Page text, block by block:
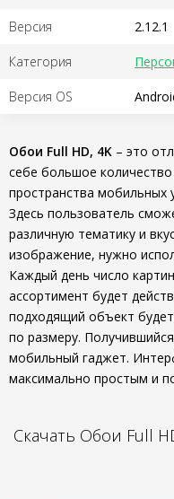
Версия 2.12.1
Категория
Версия OS
Обои Full HD, 4K – это
себе большое
пространства мобильных
Здесь пользователь
различную тематику и
изображение, нужно
Каждый день число
ассортимент будет
подходящий объект
по размеру.
мобильный гаджет.
максимально простым и
Скачать Обои Full